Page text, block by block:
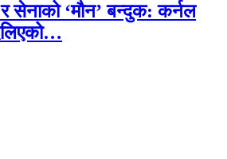
सेनाको ‘मौन’ बन्दुक: कर्नल